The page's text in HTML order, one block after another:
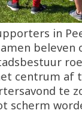
in
beleven
centrum af
te
scherm